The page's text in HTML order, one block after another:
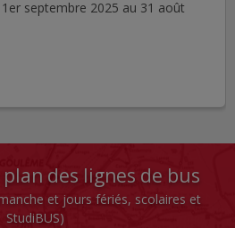
septembre 2025 au 31 août
des lignes de bus
et jours fériés, scolaires et
StudiBUS)